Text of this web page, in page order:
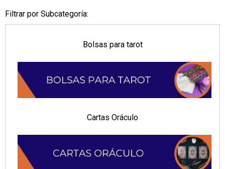
Filtrar por Subcategoría:
Bolsas para tarot
Cartas Oráculo